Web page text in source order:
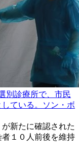
別診療所で、市民
ている。ソン・ボ
新たに確認された
１０人前後を維持